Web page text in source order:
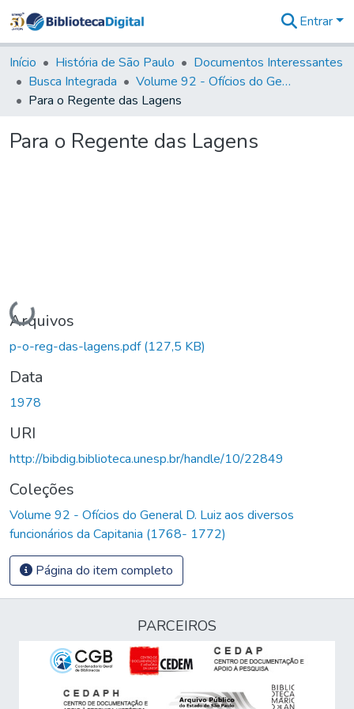
&
Coleções
Tudo na
Biblioteca
Estatísticas
Entrar
Início História de São Paulo
Documentos Interessantes
Busca Integrada
Volume 92 - Ofícios do General D. Luiz aos diversos funcionários da Capitania (1768- 1772)
Para o Regente das Lagens
Para o Regente das Lagens
Carregando...
Arquivos
p-o-reg-das-lagens.pdf(127,5 KB)
Data
1978
URI
http://bibdig.biblioteca.unesp.br/handle/10/22849
Coleções
Volume 92 - Ofícios do General D. Luiz aos diversos
funcionários da Capitania (1768- 1772)
Página do item completo
PARCEIROS